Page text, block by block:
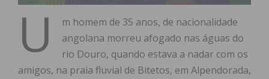
U
m homem de 35 anos, de nacionalidade
angolana morreu afogado nas águas do
rio Douro, quando estava a nadar com os
amigos, na praia fluvial de Bitetos, em Alpendorada,